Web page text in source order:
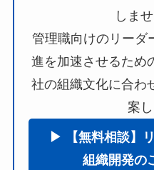
しま
管理職向けのリーダ
進を加速させるため
社の組織文化に合わ
案し
▶︎ 【無料相談】
組織開発の